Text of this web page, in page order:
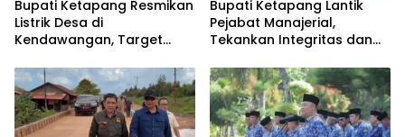
Bupati Ketapang Resmikan
Listrik Desa di
Kendawangan, Target
pada 2029
Bupati Ketapang Lantik
Pejabat Manajerial,
Tekankan Integritas dan